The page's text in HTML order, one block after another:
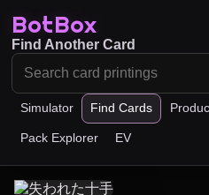
BotBox
Simulator Find Cards
Pack Explorer EV
Find Another Card